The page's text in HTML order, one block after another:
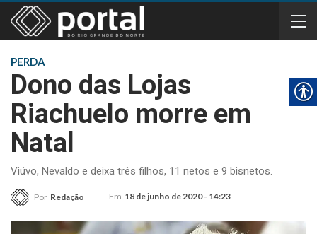
PERDA
Dono das Lojas
Riachuelo morre em
Natal
Viúvo, Nevaldo e deixa três filhos, 11 netos e 9 bisnetos.
Por Redação Em 18 de junho de 2020 - 14:23